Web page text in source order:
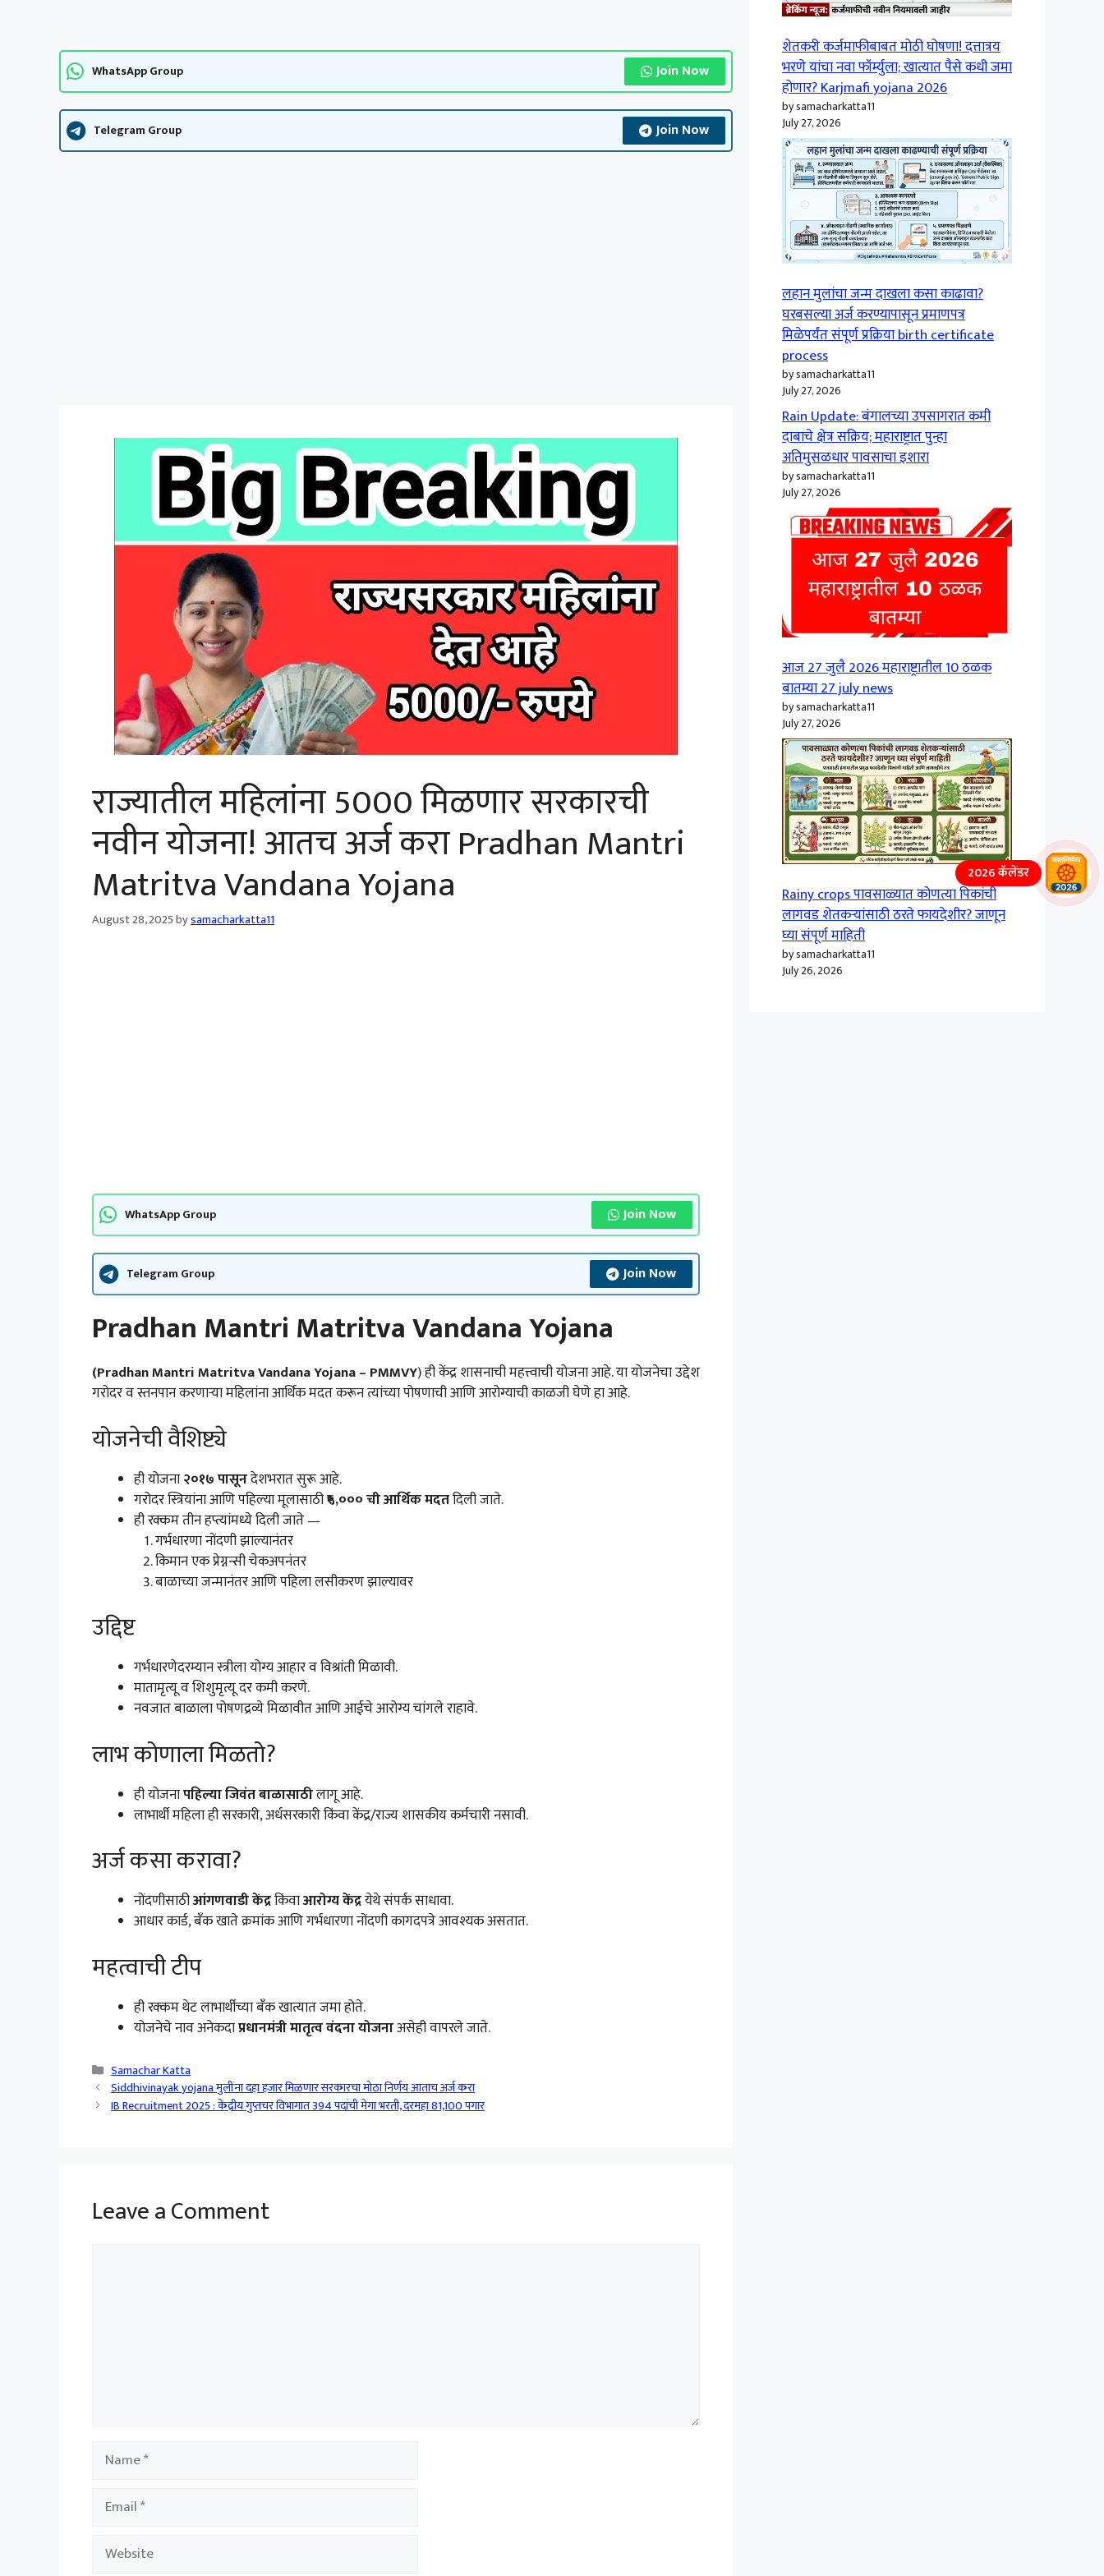
WhatsApp Group Join Now
Telegram Group Join Now
राज्यातील महिलांना 5000 मिळणार सरकारची
नवीन योजना! आतच अर्ज करा Pradhan Mantri
Matritva Vandana Yojana
August 28, 2025bysamacharkatta11
WhatsApp Group Join Now
Telegram Group Join Now
Pradhan Mantri Matritva Vandana Yojana
(Pradhan Mantri Matritva Vandana Yojana – PMMVY) ही केंद्र शासनाची महत्त्वाची योजना आहे. या योजनेचा उद्देश
गरोदर व स्तनपान करणाऱ्या महिलांना आर्थिक मदत करून त्यांच्या पोषणाची आणि आरोग्याची काळजी घेणे हा आहे.
योजनेची वैशिष्ट्ये
ही योजना२०१७ पासूनदेशभरात सुरू आहे.
गरोदर स्त्रियांना आणि पहिल्या मूलासाठी₹५,००० ची आर्थिक मदतदिली जाते.
ही रक्कम तीन हप्त्यांमध्ये दिली जाते —
गर्भधारणा नोंदणी झाल्यानंतर
किमान एक प्रेग्नन्सी चेकअपनंतर
बाळाच्या जन्मानंतर आणि पहिला लसीकरण झाल्यावर
उद्दिष्ट
गर्भधारणेदरम्यान स्त्रीला योग्य आहार व विश्रांती मिळावी.
मातामृत्यू व शिशुमृत्यू दर कमी करणे.
नवजात बाळाला पोषणद्रव्ये मिळावीत आणि आईचे आरोग्य चांगले राहावे.
लाभ कोणाला मिळतो?
ही योजनापहिल्या जिवंत बाळासाठीलागू आहे.
लाभार्थी महिला ही सरकारी, अर्धसरकारी किंवा केंद्र/राज्य शासकीय कर्मचारी नसावी.
अर्ज कसा करावा?
नोंदणीसाठीआंगणवाडी केंद्रकिंवाआरोग्य केंद्रयेथे संपर्क साधावा.
आधार कार्ड, बँक खाते क्रमांक आणि गर्भधारणा नोंदणी कागदपत्रे आवश्यक असतात.
महत्वाची टीप
ही रक्कम थेट लाभार्थीच्या बँक खात्यात जमा होते.
योजनेचे नाव अनेकदाप्रधानमंत्री मातृत्व वंदना योजनाअसेही वापरले जाते.
Categories
Samachar Katta
Siddhivinayak yojana मुलींना दहा हजार मिळणार सरकारचा मोठा निर्णय आताच अर्ज करा
IB Recruitment 2025 : केंद्रीय गुप्तचर विभागात 394 पदांची मेगा भरती, दरमहा 81,100 पगार
Leave a Comment
Name
Email
Website
शेतकरी कर्जमाफीबाबत मोठी घोषणा! दत्तात्रय
भरणे यांचा नवा फॉर्म्युला; खात्यात पैसे कधी जमा
होणार? Karjmafi yojana 2026
by samacharkatta11
July 27, 2026
लहान मुलांचा जन्म दाखला कसा काढावा?
घरबसल्या अर्ज करण्यापासून प्रमाणपत्र
मिळेपर्यंत संपूर्ण प्रक्रिया birth certificate
process
by samacharkatta11
July 27, 2026
Rain Update: बंगालच्या उपसागरात कमी
दाबाचे क्षेत्र सक्रिय; महाराष्ट्रात पुन्हा
अतिमुसळधार पावसाचा इशारा
by samacharkatta11
July 27, 2026
आज 27 जुलै 2026 महाराष्ट्रातील 10 ठळक
बातम्या 27 july news
by samacharkatta11
July 27, 2026
Rainy crops पावसाळ्यात कोणत्या पिकांची
लागवड शेतकऱ्यांसाठी ठरते फायदेशीर? जाणून
घ्या संपूर्ण माहिती
by samacharkatta11
July 26, 2026
2026 कॅलेंडर